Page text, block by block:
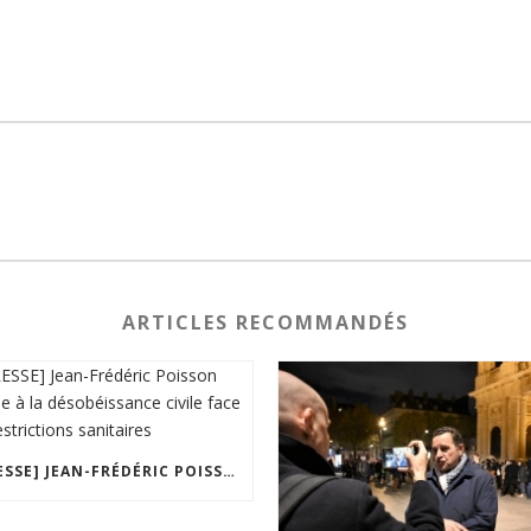
ARTICLES RECOMMANDÉS
[PRESSE] JEAN-FRÉDÉRIC POISSON APPELLE À LA DÉSOBÉISSANCE CIVILE FACE AUX RESTRICTIONS SANITAIRES